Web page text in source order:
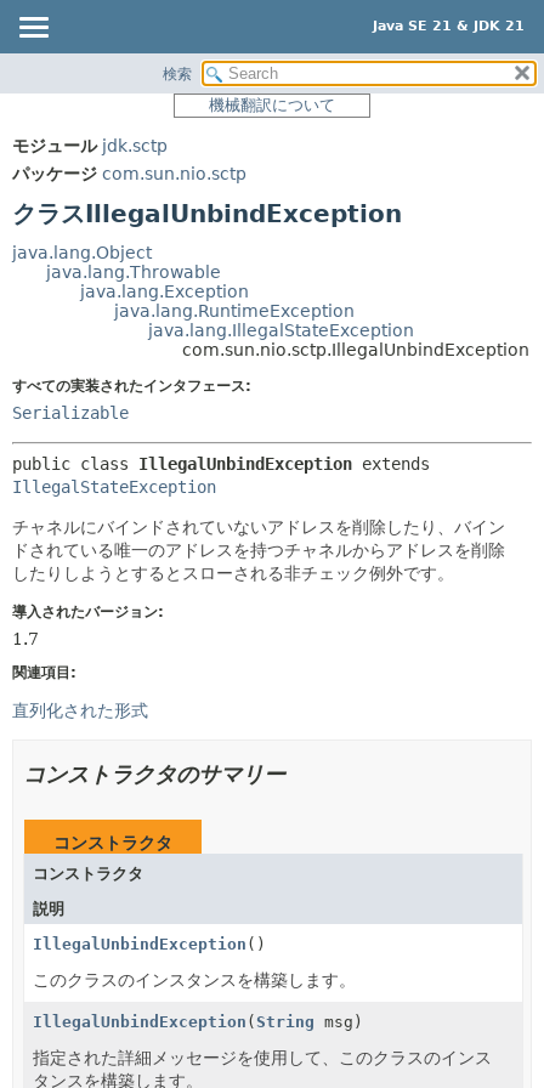
Java SE 21 & JDK 21
パッケージ
使用
ツリー
プレビュー
非推奨
索引
ヘルプ
サマリー:
ネスト済
メソッド
フィールド
コンストラクタ
検索
機械翻訳について
モジュール jdk.sctp
パッケージ com.sun.nio.sctp
クラスIllegalUnbindException
java.lang.Object
java.lang.Throwable
java.lang.Exception
java.lang.RuntimeException
java.lang.IllegalStateException
com.sun.nio.sctp.IllegalUnbindException
すべての実装されたインタフェース:
Serializable
public class IllegalUnbindException
IllegalStateException
チャネルにバインドされていないアドレスを削除したり、バイン
ドされている唯一のアドレスを持つチャネルからアドレスを削除
したりしようとするとスローされる非チェック例外です。
導入されたバージョン:
1.7
関連項目:
直列化された形式
コンストラクタのサマリー
コンストラクタ
コンストラクタ
説明
IllegalUnbindException ()
このクラスのインスタンスを構築します。
IllegalUnbindException (String msg)
指定された詳細メッセージを使用して、このクラスのインス
タンスを構築します。